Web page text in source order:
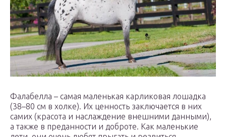
Фалабелла – самая маленькая карликовая лошадка
(38–80 см в холке). Их ценность заключается в них
самих (красота и наслаждение внешними данными),
а также в преданности и доброте. Как маленькие